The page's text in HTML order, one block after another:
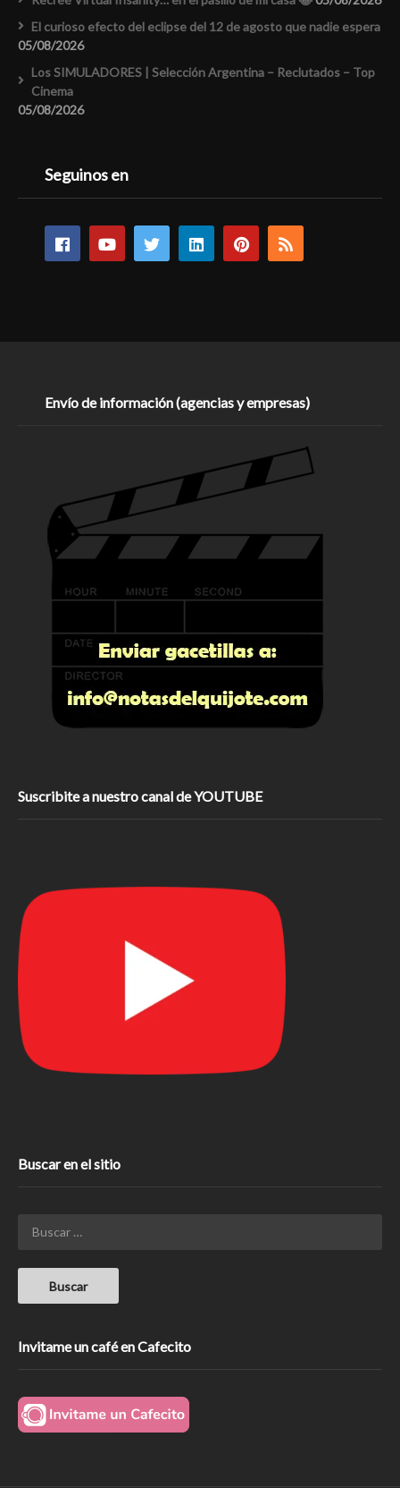
El curioso efecto del eclipse del 12 de agosto que nadie espera
05/08/2026
Los SIMULADORES | Selección Argentina – Reclutados – Top
Cinema
05/08/2026
Seguinos en
Envío de información (agencias y empresas)
Suscribite a nuestro canal de YOUTUBE
Buscar en el sitio
Invitame un café en Cafecito